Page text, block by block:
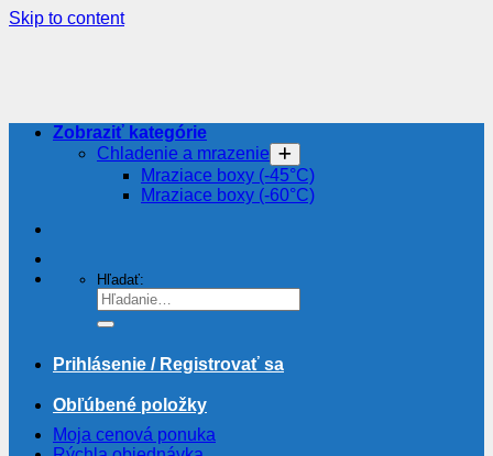
Skip to content
Hľadať:
Prihlásenie / Registrovať sa
Obľúbené položky
Moja cenová ponuka
Zobraziť kategórie
Chladenie a mrazenie
Mraziace boxy (-45°C)
Mraziace boxy (-60°C)